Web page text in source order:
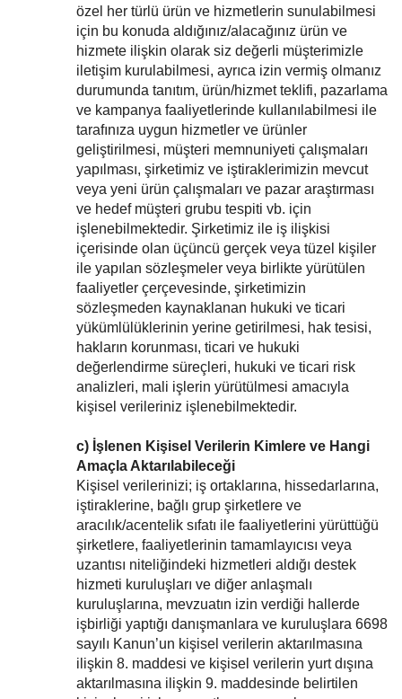
özel her türlü ürün ve hizmetlerin sunulabilmesi
için bu konuda aldığınız/alacağınız ürün ve
hizmete ilişkin olarak siz değerli müşterimizle
iletişim kurulabilmesi, ayrıca izin vermiş olmanız
durumunda tanıtım, ürün/hizmet teklifi, pazarlama
ve kampanya faaliyetlerinde kullanılabilmesi ile
tarafınıza uygun hizmetler ve ürünler
geliştirilmesi, müşteri memnuniyeti çalışmaları
yapılması, şirketimiz ve iştiraklerimizin mevcut
veya yeni ürün çalışmaları ve pazar araştırması
ve hedef müşteri grubu tespiti vb. için
işlenebilmektedir. Şirketimiz ile iş ilişkisi
içerisinde olan üçüncü gerçek veya tüzel kişiler
ile yapılan sözleşmeler veya birlikte yürütülen
faaliyetler çerçevesinde, şirketimizin
sözleşmeden kaynaklanan hukuki ve ticari
yükümlülüklerinin yerine getirilmesi, hak tesisi,
hakların korunması, ticari ve hukuki
değerlendirme süreçleri, hukuki ve ticari risk
analizleri, mali işlerin yürütülmesi amacıyla
kişisel verileriniz işlenebilmektedir.
c) İşlenen Kişisel Verilerin Kimlere ve Hangi
Amaçla Aktarılabileceği
Kişisel verilerinizi; iş ortaklarına, hissedarlarına,
iştiraklerine, bağlı grup şirketlere ve
aracılık/acentelik sıfatı ile faaliyetlerini yürüttüğü
şirketlere, faaliyetlerinin tamamlayıcısı veya
uzantısı niteliğindeki hizmetleri aldığı destek
hizmeti kuruluşları ve diğer anlaşmalı
kuruluşlarına, mevzuatın izin verdiği hallerde
işbirliği yaptığı danışmanlara ve kuruluşlara 6698
sayılı Kanun’un kişisel verilerin aktarılmasına
ilişkin 8. maddesi ve kişisel verilerin yurt dışına
aktarılmasına ilişkin 9. maddesinde belirtilen